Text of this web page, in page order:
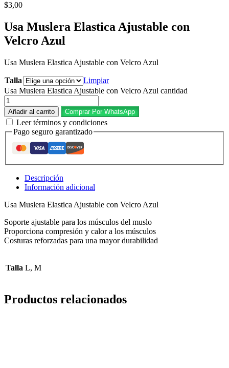
$3,00
Usa Muslera Elastica Ajustable con
Velcro Azul
Usa Muslera Elastica Ajustable con Velcro Azul
Talla
Limpiar
Usa Muslera Elastica Ajustable con Velcro Azul cantidad
Añadir al carrito Comprar Por WhatsApp
Leer términos y condiciones
Pago seguro garantizado
Descripción
Información adicional
Usa Muslera Elastica Ajustable con Velcro Azul
Soporte ajustable para los músculos del muslo
Proporciona compresión y calor a los músculos
Costuras reforzadas para una mayor durabilidad
Talla L, M
Productos relacionados